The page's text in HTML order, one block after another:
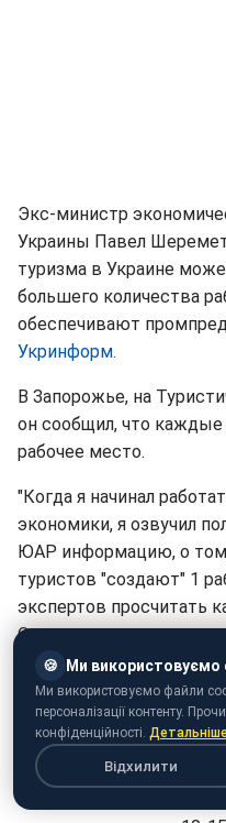
Экс-министр
Украины Павел
туризма в Украине
большего количества
обеспечивают
Укринформ.
В Запорожье, на
он сообщил, что
рабочее место.
"Когда я начинал
экономики, я озвучил
ЮАР информацию, о
туристов "создают" 1
экспертов просчитать
Они просчитали, и я
полученных данных: 26
То есть в Киеве,
туристов в год, в
человек, а в
с Запорожьем Львове,
порядка 75 тыс.
🍪 Ми використовуємо
Ми використовуємо файли
персоналізації контенту.
конфіденційності. Детальніше
Відхилити